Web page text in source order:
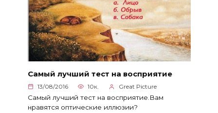
Самый лучший тест на восприятие
13/08/2016 10к. Great Picture
Самый лучший тест на восприятие.Вам
нравятся оптические иллюзии?